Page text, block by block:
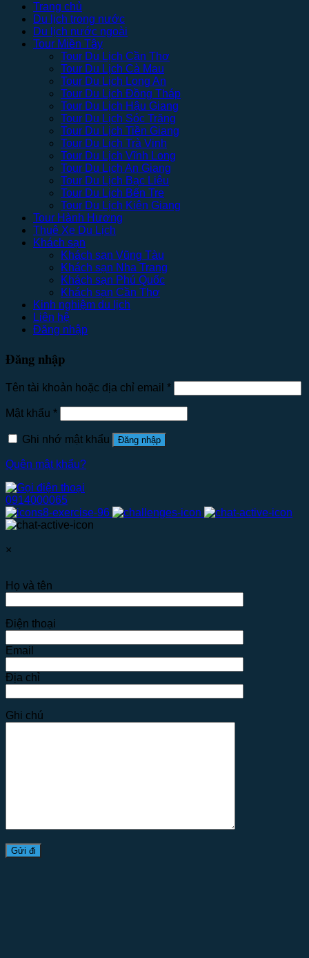
Trang chủ
Du lịch trong nước
Du lịch nước ngoài
Tour Miền Tây
Tour Du Lịch Cần Thơ
Tour Du Lịch Cà Mau
Tour Du Lịch Long An
Tour Du Lịch Đồng Tháp
Tour Du Lịch Hậu Giang
Tour Du Lịch Sóc Trăng
Tour Du Lịch Tiền Giang
Tour Du Lịch Trà Vinh
Tour Du Lịch Vĩnh Long
Tour Du Lịch An Giang
Tour Du Lịch Bạc Liêu
Tour Du Lịch Bến Tre
Tour Du Lịch Kiên Giang
Tour Hành Hương
Thuê Xe Du Lịch
Khách sạn
Khách sạn Vũng Tàu
Khách sạn Nha Trang
Khách sạn Phú Quốc
Khách sạn Cần Thơ
Kinh nghiệm du lịch
Liên hệ
Đăng nhập
Đăng nhập
Tên tài khoản hoặc địa chỉ email *
Mật khẩu *
Ghi nhớ mật khẩu Đăng nhập
Quên mật khẩu?
0914000065
×
Họ và tên
Điện thoại
Email
Địa chỉ
Ghi chú